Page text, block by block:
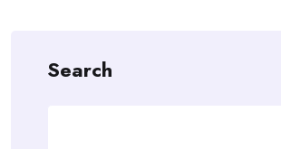
Search